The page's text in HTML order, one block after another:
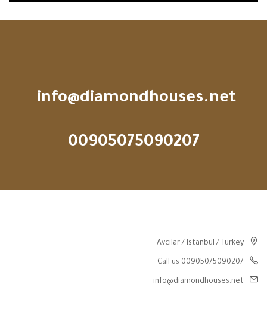
info@diamondhouses.net
00905075090207
Avcilar / Istanbul / Turkey
Call us 00905075090207
info@diamondhouses.net